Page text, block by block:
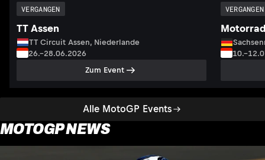
Alle MotoGP Events
VERGANGEN
TT Assen
TT Circuit Assen, Niederlande
26.–28.06.2026
Zum Event
VERGANGEN
MOTOGP NEWS